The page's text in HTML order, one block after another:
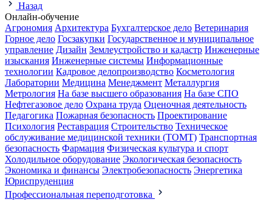
Назад
Онлайн-обучение
Агрономия Архитектура Бухгалтерское дело Ветеринария
Горное дело Госзакупки Государственное и муниципальное
управление Дизайн Землеустройство и кадастр Инженерные
изыскания Инженерные системы Информационные
технологии Кадровое делопроизводство Косметология
Лаборатории Медицина Менеджмент Металлургия
Метрология На базе высшего образования На базе СПО
Нефтегазовое дело Охрана труда Оценочная деятельность
Педагогика Пожарная безопасность Проектирование
Психология Реставрация Строительство Техническое
обслуживание медицинской техники (ТОМТ) Транспортная
безопасность Фармация Физическая культура и спорт
Холодильное оборудование Экологическая безопасность
Экономика и финансы Электробезопасность Энергетика
Юриспруденция
Профессиональная переподготовка